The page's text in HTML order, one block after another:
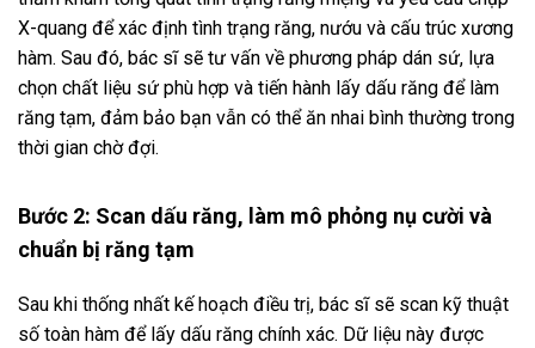
X-quang để xác định tình trạng răng, nướu và cấu trúc xương
hàm. Sau đó, bác sĩ sẽ tư vấn về phương pháp dán sứ, lựa
chọn chất liệu sứ phù hợp và tiến hành lấy dấu răng để làm
răng tạm, đảm bảo bạn vẫn có thể ăn nhai bình thường trong
thời gian chờ đợi.
Bước 2: Scan dấu răng, làm mô phỏng nụ cười và
chuẩn bị răng tạm
Sau khi thống nhất kế hoạch điều trị, bác sĩ sẽ scan kỹ thuật
số toàn hàm để lấy dấu răng chính xác. Dữ liệu này được